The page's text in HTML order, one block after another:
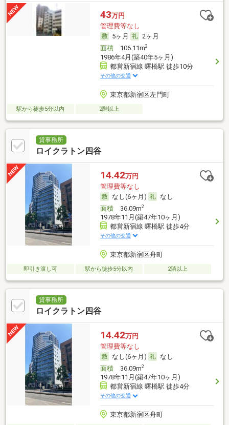
43万円
管理費等なし
5ヶ月
2ヶ月
面積106.11m2
1986年4月(築40年5ヶ月)
都営新宿線 曙橋駅 徒歩10分
その他の交通
東京都新宿区左門町
駅から徒歩5分以内 2階以上
貸事務所
ロイクラトン四谷
14.42万円
管理費等なし
なし(6ヶ月)
なし
面積36.09m2
1978年11月(築47年10ヶ月)
都営新宿線 曙橋駅 徒歩4分
その他の交通
東京都新宿区舟町
即引き渡し可 駅から徒歩5分以内 2階以上
貸事務所
ロイクラトン四谷
14.42万円
管理費等なし
なし(6ヶ月)
なし
面積36.09m2
1978年11月(築47年10ヶ月)
都営新宿線 曙橋駅 徒歩4分
その他の交通
東京都新宿区舟町